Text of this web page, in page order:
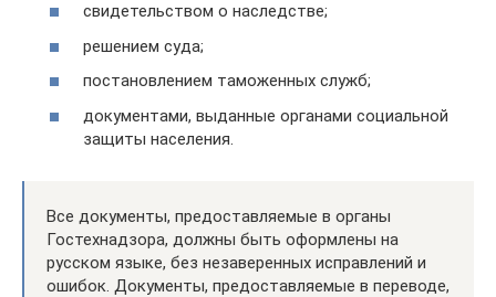
свидетельством о наследстве;
решением суда;
постановлением таможенных служб;
документами, выданные органами социальной
защиты населения.
Все документы, предоставляемые в органы
Гостехнадзора, должны быть оформлены на
русском языке, без незаверенных исправлений и
ошибок. Документы, предоставляемые в переводе,